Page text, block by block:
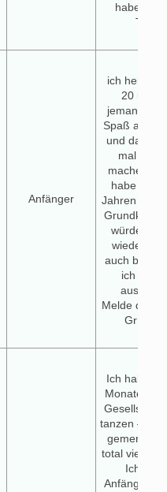
haben
Anfänger
ich heiße
20 und
jemanden
Spaß am
und dass
mal die
machen
habe vor
Jahren
Grundkurs
würde
wieder
auch
ich
Melde dich
Grüße
Ich habe
Monate
tanzen –
gemerkt
total viel
Ich bin
Anfängerin,